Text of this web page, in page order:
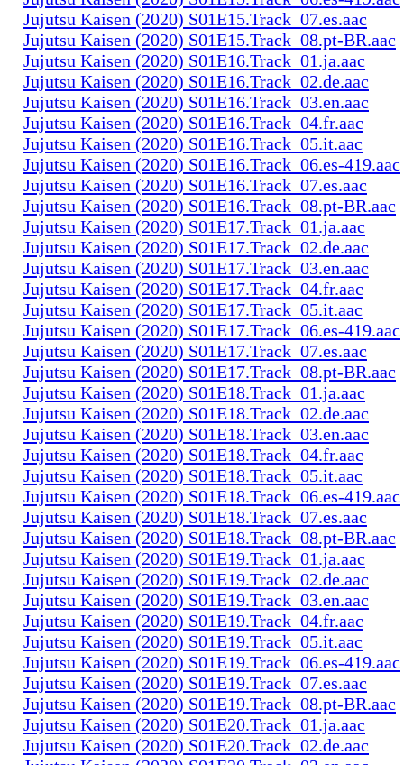
Jujutsu Kaisen (2020) S01E15.Track_07.es.aac
Jujutsu Kaisen (2020) S01E15.Track_08.pt-BR.aac
Jujutsu Kaisen (2020) S01E16.Track_01.ja.aac
Jujutsu Kaisen (2020) S01E16.Track_02.de.aac
Jujutsu Kaisen (2020) S01E16.Track_03.en.aac
Jujutsu Kaisen (2020) S01E16.Track_04.fr.aac
Jujutsu Kaisen (2020) S01E16.Track_05.it.aac
Jujutsu Kaisen (2020) S01E16.Track_06.es-419.aac
Jujutsu Kaisen (2020) S01E16.Track_07.es.aac
Jujutsu Kaisen (2020) S01E16.Track_08.pt-BR.aac
Jujutsu Kaisen (2020) S01E17.Track_01.ja.aac
Jujutsu Kaisen (2020) S01E17.Track_02.de.aac
Jujutsu Kaisen (2020) S01E17.Track_03.en.aac
Jujutsu Kaisen (2020) S01E17.Track_04.fr.aac
Jujutsu Kaisen (2020) S01E17.Track_05.it.aac
Jujutsu Kaisen (2020) S01E17.Track_06.es-419.aac
Jujutsu Kaisen (2020) S01E17.Track_07.es.aac
Jujutsu Kaisen (2020) S01E17.Track_08.pt-BR.aac
Jujutsu Kaisen (2020) S01E18.Track_01.ja.aac
Jujutsu Kaisen (2020) S01E18.Track_02.de.aac
Jujutsu Kaisen (2020) S01E18.Track_03.en.aac
Jujutsu Kaisen (2020) S01E18.Track_04.fr.aac
Jujutsu Kaisen (2020) S01E18.Track_05.it.aac
Jujutsu Kaisen (2020) S01E18.Track_06.es-419.aac
Jujutsu Kaisen (2020) S01E18.Track_07.es.aac
Jujutsu Kaisen (2020) S01E18.Track_08.pt-BR.aac
Jujutsu Kaisen (2020) S01E19.Track_01.ja.aac
Jujutsu Kaisen (2020) S01E19.Track_02.de.aac
Jujutsu Kaisen (2020) S01E19.Track_03.en.aac
Jujutsu Kaisen (2020) S01E19.Track_04.fr.aac
Jujutsu Kaisen (2020) S01E19.Track_05.it.aac
Jujutsu Kaisen (2020) S01E19.Track_06.es-419.aac
Jujutsu Kaisen (2020) S01E19.Track_07.es.aac
Jujutsu Kaisen (2020) S01E19.Track_08.pt-BR.aac
Jujutsu Kaisen (2020) S01E20.Track_01.ja.aac
Jujutsu Kaisen (2020) S01E20.Track_02.de.aac